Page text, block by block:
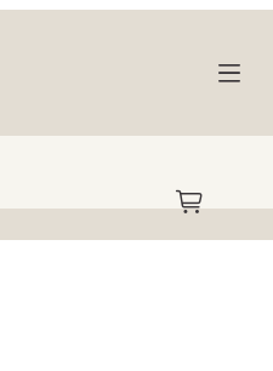
NÁKUPNÝ
KOŠÍK